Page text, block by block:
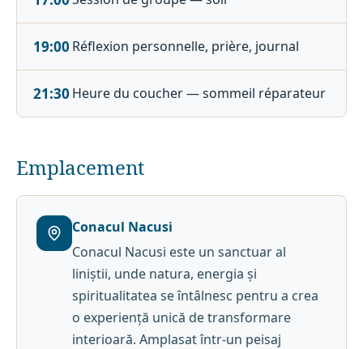
19:00 Réflexion personnelle, prière, journal
21:30 Heure du coucher — sommeil réparateur
Emplacement
Conacul Nacusi
Conacul Nacusi este un sanctuar al
liniștii, unde natura, energia și
spiritualitatea se întâlnesc pentru a crea
o experiență unică de transformare
interioară. Amplasat într-un peisaj